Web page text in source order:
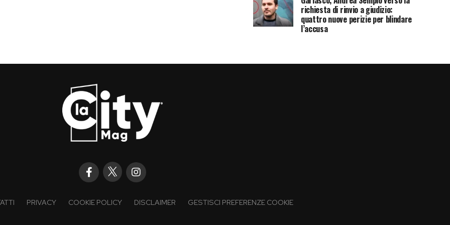
richiesta di rinvio a giudizio:
quattro nuove perizie per blindare
l’accusa
PRIVACY COOKIE POLICY DISCLAIMER GESTISCI PREFERENZE COOKIE